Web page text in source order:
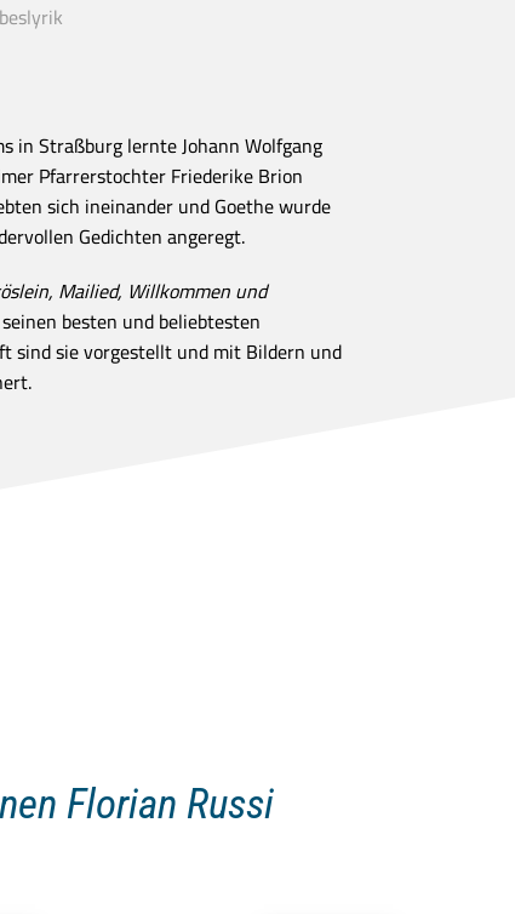
in Straßburg lernte Johann Wolfgang
Pfarrerstochter Friederike Brion
sich ineinander und Goethe wurde
Gedichten angeregt.
Mailied, Willkommen und
besten und beliebtesten
sind sie vorgestellt und mit Bildern und
Florian Russi